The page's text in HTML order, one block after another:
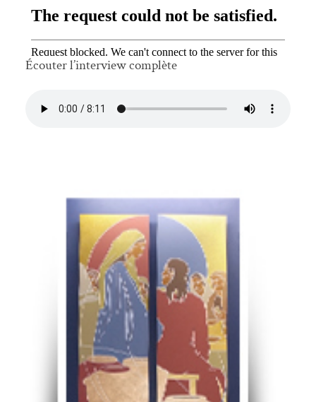
Écouter l’interview complète